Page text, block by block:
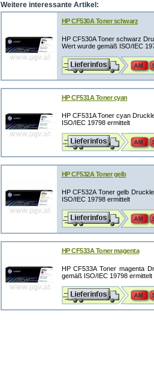
Weitere interessante Artikel:
HP CF530A Toner schwarz
HP CF530A Toner schwarz
Wert wurde gemäß ISO/IEC
HP CF531A Toner cyan
HP CF531A Toner cyan
ISO/IEC 19798 ermittelt
HP CF532A Toner gelb
HP CF532A Toner gelb
ISO/IEC 19798 ermittelt
HP CF533A Toner magenta
HP CF533A Toner magenta
gemäß ISO/IEC 19798 ermittelt